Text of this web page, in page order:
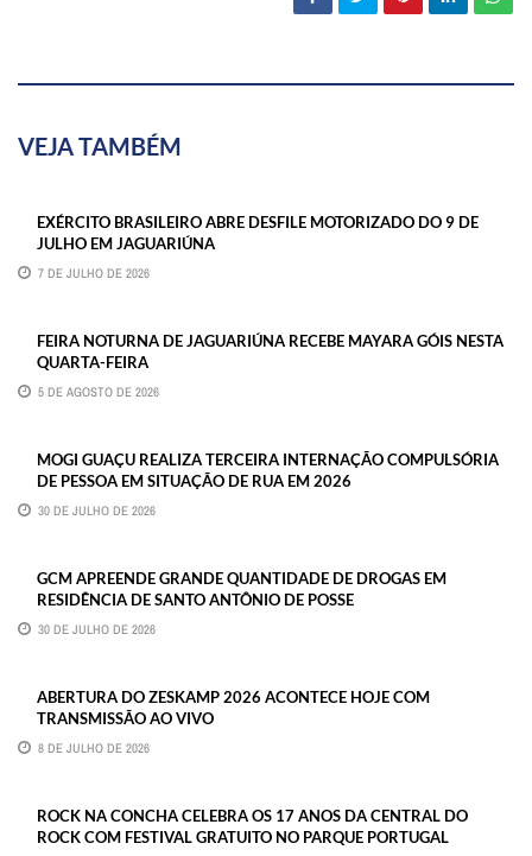
VEJA TAMBÉM
EXÉRCITO BRASILEIRO ABRE DESFILE MOTORIZADO DO 9 DE
JULHO EM JAGUARIÚNA
7 DE JULHO DE 2026
FEIRA NOTURNA DE JAGUARIÚNA RECEBE MAYARA GÓIS NESTA
QUARTA-FEIRA
5 DE AGOSTO DE 2026
MOGI GUAÇU REALIZA TERCEIRA INTERNAÇÃO COMPULSÓRIA
DE PESSOA EM SITUAÇÃO DE RUA EM 2026
30 DE JULHO DE 2026
GCM APREENDE GRANDE QUANTIDADE DE DROGAS EM
RESIDÊNCIA DE SANTO ANTÔNIO DE POSSE
30 DE JULHO DE 2026
ABERTURA DO ZESKAMP 2026 ACONTECE HOJE COM
TRANSMISSÃO AO VIVO
8 DE JULHO DE 2026
ROCK NA CONCHA CELEBRA OS 17 ANOS DA CENTRAL DO
ROCK COM FESTIVAL GRATUITO NO PARQUE PORTUGAL